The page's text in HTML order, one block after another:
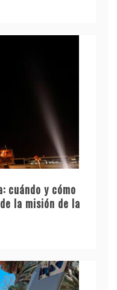
cuándo y cómo
la misión de la